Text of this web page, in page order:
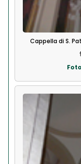
Cappella di S.